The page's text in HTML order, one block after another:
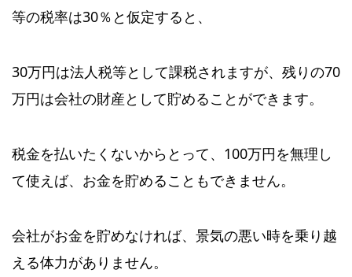
等の税率は30％と仮定すると、
30万円は法人税等として課税されますが、残りの70
万円は会社の財産として貯めることができます。
税金を払いたくないからとって、100万円を無理し
て使えば、お金を貯めることもできません。
会社がお金を貯めなければ、景気の悪い時を乗り越
える体力がありません。